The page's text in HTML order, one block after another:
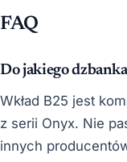
FAQ
Do jakiego
Wkład B25 jest
z serii Onyx. Nie
innych